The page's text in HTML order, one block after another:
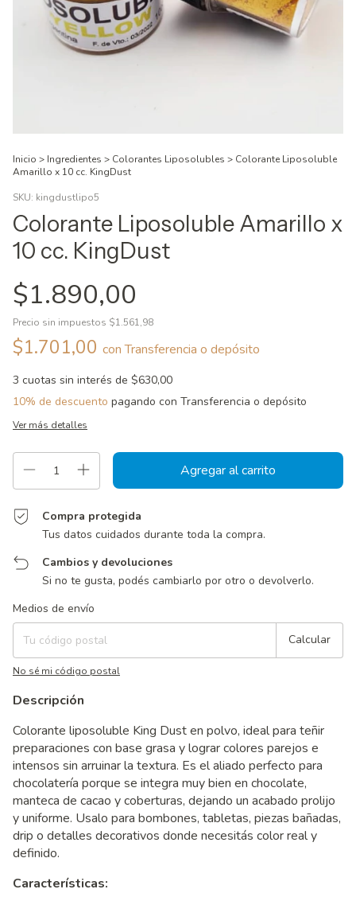
Inicio > Ingredientes > Colorantes Liposolubles > Colorante Liposoluble
Amarillo x 10 cc. KingDust
SKU: kingdustlipo5
Colorante Liposoluble Amarillo x
10 cc. KingDust
$1.890,00
Precio sin impuestos $1.561,98
$1.701,00 con Transferencia o depósito
3 cuotas sin interés de $630,00
10% de descuento pagando con Transferencia o depósito
Ver más detalles
Compra protegida
Tus datos cuidados durante toda la compra.
Cambios y devoluciones
Si no te gusta, podés cambiarlo por otro o devolverlo.
Entregas para el CP:
Medios de envío
Calcular
No sé mi código postal
Descripción
Colorante liposoluble King Dust en polvo, ideal para teñir
preparaciones con base grasa y lograr colores parejos e
intensos sin arruinar la textura. Es el aliado perfecto para
chocolatería porque se integra muy bien en chocolate,
manteca de cacao y coberturas, dejando un acabado prolijo
y uniforme. Usalo para bombones, tabletas, piezas bañadas,
drip o detalles decorativos donde necesitás color real y
definido.
Características: